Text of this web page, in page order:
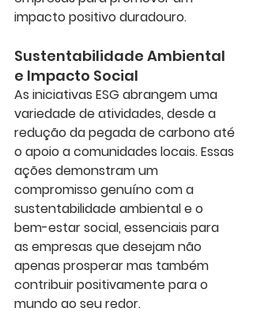
impacto positivo duradouro.
Sustentabilidade Ambiental
e Impacto Social
As iniciativas ESG abrangem uma
variedade de atividades, desde a
redução da pegada de carbono até
o apoio a comunidades locais. Essas
ações demonstram um
compromisso genuíno com a
sustentabilidade ambiental e o
bem-estar social, essenciais para
as empresas que desejam não
apenas prosperar mas também
contribuir positivamente para o
mundo ao seu redor.